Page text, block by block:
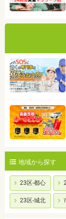
地域から探す
23区-都心
23区-城北